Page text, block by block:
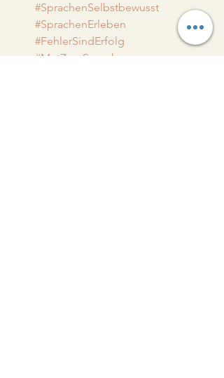
#SprachenSelbstbewusst
#SprachenErleben
#FehlerSindErfolg
#MutZumSprechen